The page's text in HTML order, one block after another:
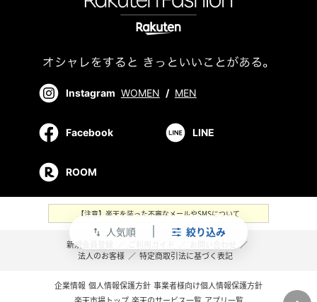
swap_vert 人気順 絞り込み
Instagram WOMEN / MEN
Facebook LINE
ROOM
【注意】楽天を装った不審なメールやSMSについて
新規会員登録
／
法人のお客様 ／ 特定商取引法に基づく表記
企業情報 個人情報保護方針 事業者様向け個人情報保護方針